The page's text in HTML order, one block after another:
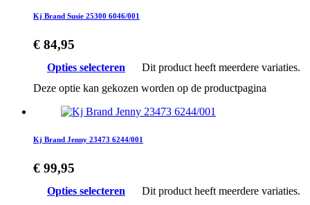
Kj Brand Susie 25300 6046/001
€ 84,95
Opties selecteren
Dit product heeft meerdere variaties.
Deze optie kan gekozen worden op de productpagina
Kj Brand Jenny 23473 6244/001
€ 99,95
Opties selecteren
Dit product heeft meerdere variaties.